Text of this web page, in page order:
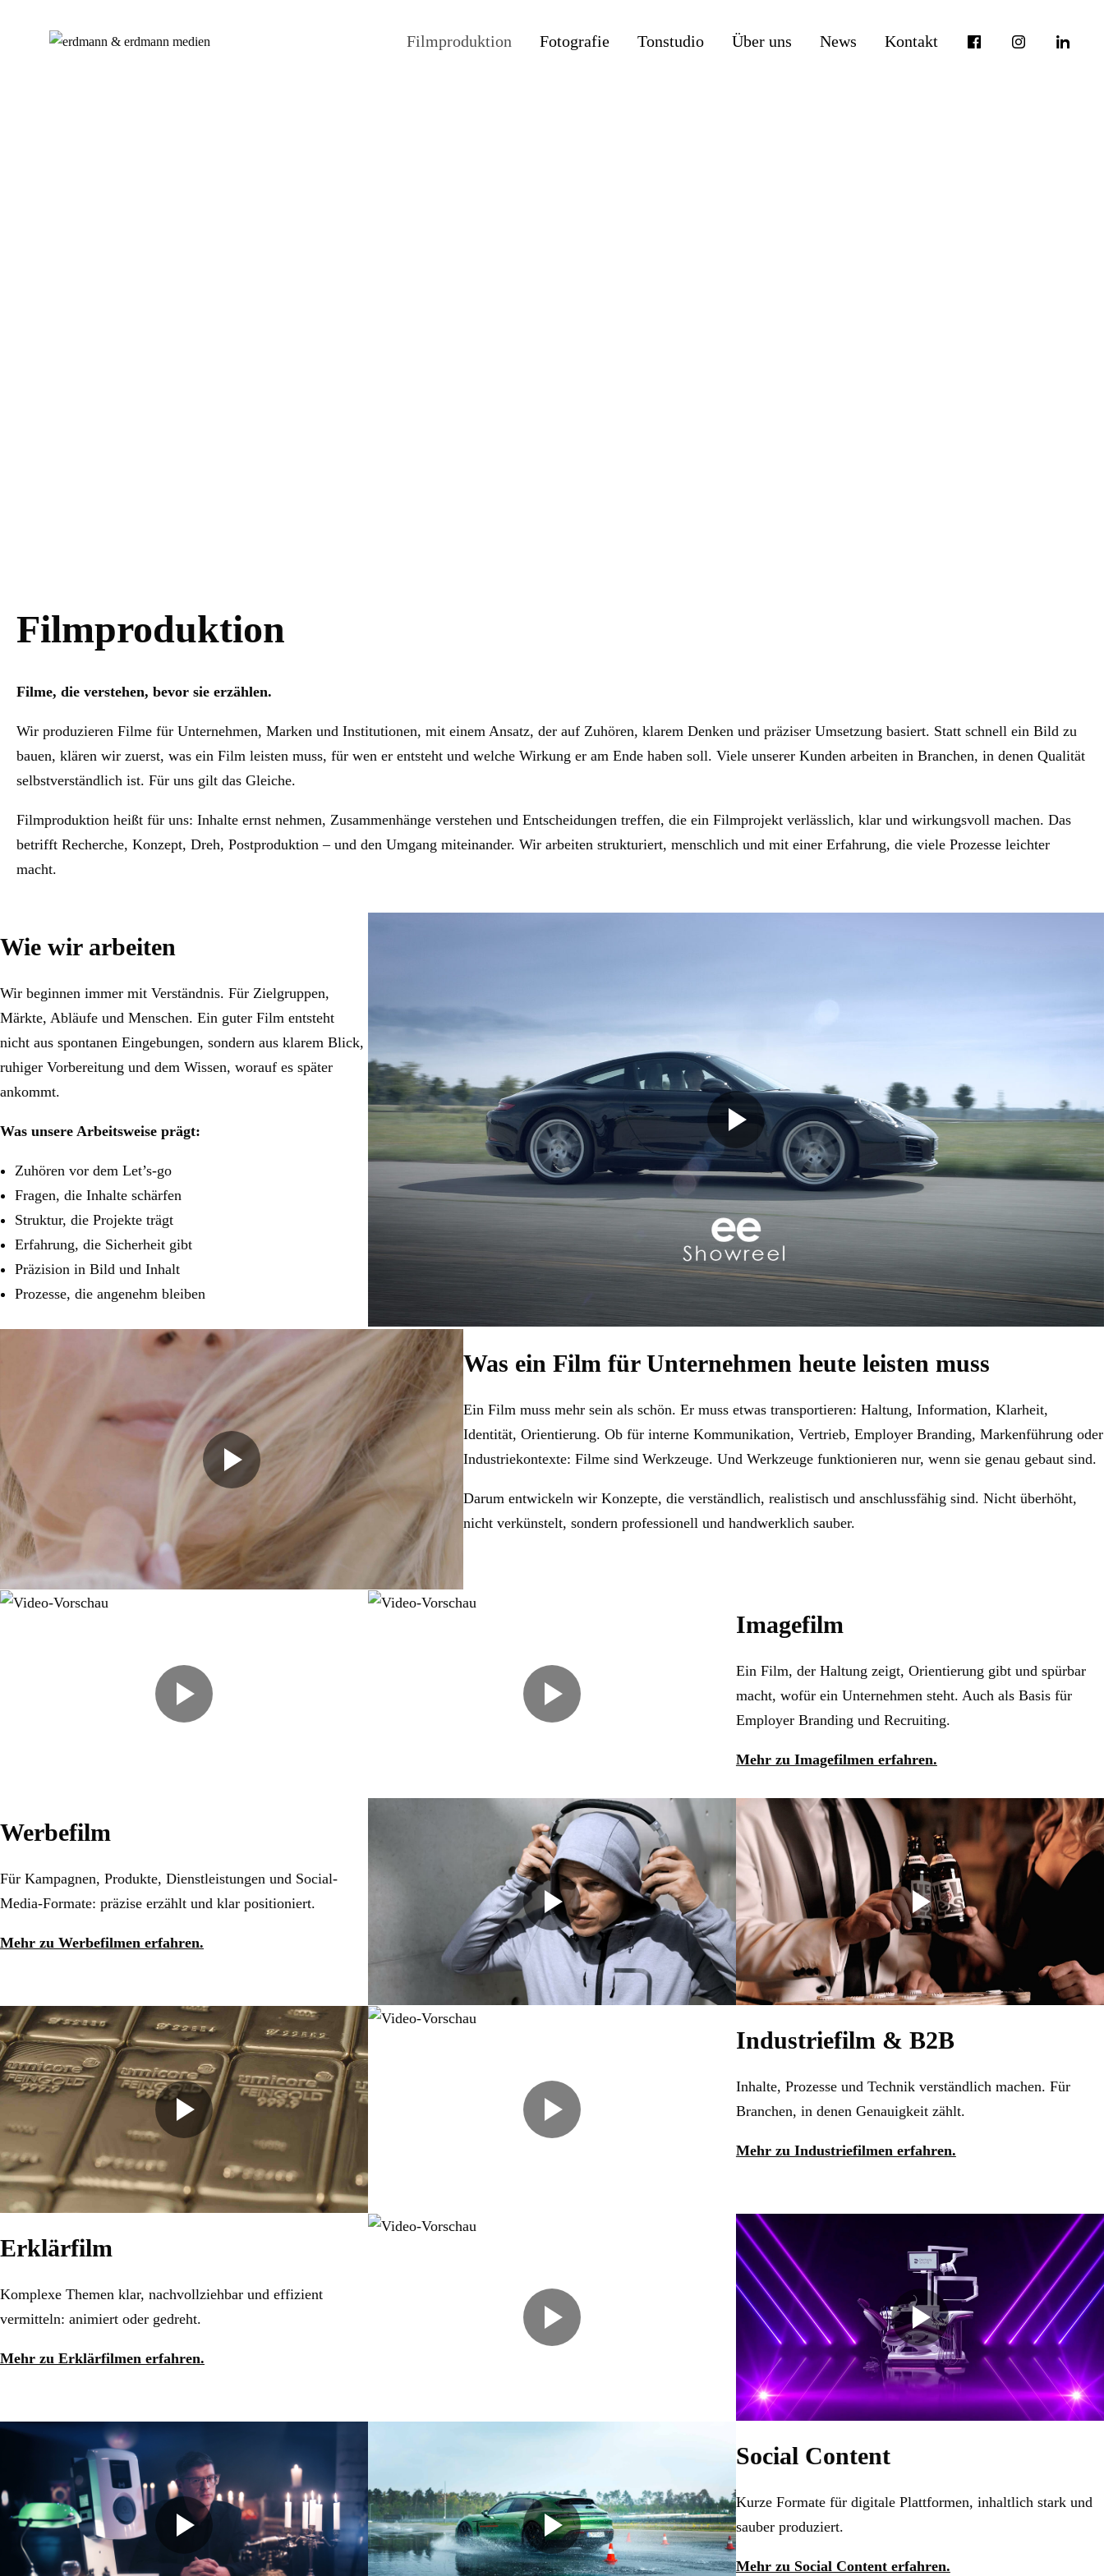
Filmproduktion Fotografie Tonstudio Über uns News Kontakt
Filmproduktion
Filme, die verstehen, bevor sie erzählen.
Wir produzieren Filme für Unternehmen, Marken und Institutionen, mit einem Ansatz, der auf Zuhören, klarem Denken und präziser Umsetzung basiert. Statt schnell ein Bild zu
bauen, klären wir zuerst, was ein Film leisten muss, für wen er entsteht und welche Wirkung er am Ende haben soll. Viele unserer Kunden arbeiten in Branchen, in denen Qualität
selbstverständlich ist. Für uns gilt das Gleiche.
Filmproduktion heißt für uns: Inhalte ernst nehmen, Zusammenhänge verstehen und Entscheidungen treffen, die ein Filmprojekt verlässlich, klar und wirkungsvoll machen. Das
betrifft Recherche, Konzept, Dreh, Postproduktion – und den Umgang miteinander. Wir arbeiten strukturiert, menschlich und mit einer Erfahrung, die viele Prozesse leichter
macht.
Wie wir arbeiten
Wir beginnen immer mit Verständnis. Für Zielgruppen,
Märkte, Abläufe und Menschen. Ein guter Film entsteht
nicht aus spontanen Eingebungen, sondern aus klarem Blick,
ruhiger Vorbereitung und dem Wissen, worauf es später
ankommt.
Was unsere Arbeitsweise prägt:
Zuhören vor dem Let’s-go
Fragen, die Inhalte schärfen
Struktur, die Projekte trägt
Erfahrung, die Sicherheit gibt
Präzision in Bild und Inhalt
Prozesse, die angenehm bleiben
Was ein Film für Unternehmen heute leisten muss
Ein Film muss mehr sein als schön. Er muss etwas transportieren: Haltung, Information, Klarheit,
Identität, Orientierung. Ob für interne Kommunikation, Vertrieb, Employer Branding, Markenführung oder
Industriekontexte: Filme sind Werkzeuge. Und Werkzeuge funktionieren nur, wenn sie genau gebaut sind.
Darum entwickeln wir Konzepte, die verständlich, realistisch und anschlussfähig sind. Nicht überhöht,
nicht verkünstelt, sondern professionell und handwerklich sauber.
Imagefilm
Ein Film, der Haltung zeigt, Orientierung gibt und spürbar
macht, wofür ein Unternehmen steht. Auch als Basis für
Employer Branding und Recruiting.
Mehr zu Imagefilmen erfahren.
Werbefilm
Für Kampagnen, Produkte, Dienstleistungen und Social-
Media-Formate: präzise erzählt und klar positioniert.
Mehr zu Werbefilmen erfahren.
Industriefilm & B2B
Inhalte, Prozesse und Technik verständlich machen. Für
Branchen, in denen Genauigkeit zählt.
Mehr zu Industriefilmen erfahren.
Erklärfilm
Komplexe Themen klar, nachvollziehbar und effizient
vermitteln: animiert oder gedreht.
Mehr zu Erklärfilmen erfahren.
Social Content
Kurze Formate für digitale Plattformen, inhaltlich stark und
sauber produziert.
Mehr zu Social Content erfahren.